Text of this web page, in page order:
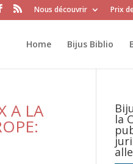
Nous découvrir Prix
Home Bijus Biblio
A LA la